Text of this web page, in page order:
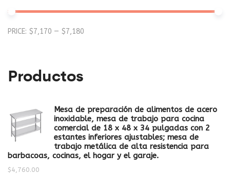
PRICE: $7,170 — $7,180
Productos
Mesa de preparación de alimentos de acero
inoxidable, mesa de trabajo para cocina
comercial de 18 x 48 x 34 pulgadas con 2
estantes inferiores ajustables; mesa de
trabajo metálica de alta resistencia para
barbacoas, cocinas, el hogar y el garaje.
$4,760.00